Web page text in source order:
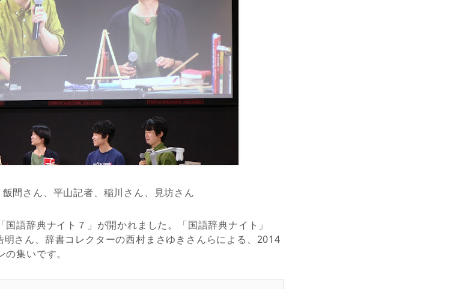
間さん、平山記者、稲川さん、見坊さん
語辞典ナイト７」が開かれました。「国語辞典ナイト」
さん、辞書コレクターの西村まさゆきさんらによる、2014
集いです。